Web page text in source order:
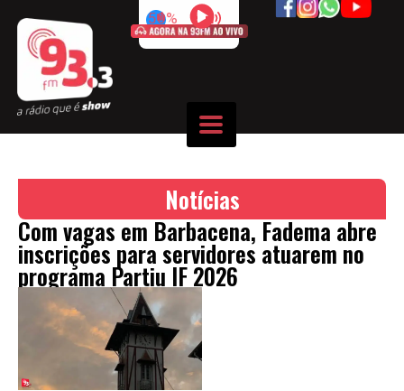
50%
Notícias
Com vagas em Barbacena, Fadema abre
inscrições para servidores atuarem no
programa Partiu IF 2026